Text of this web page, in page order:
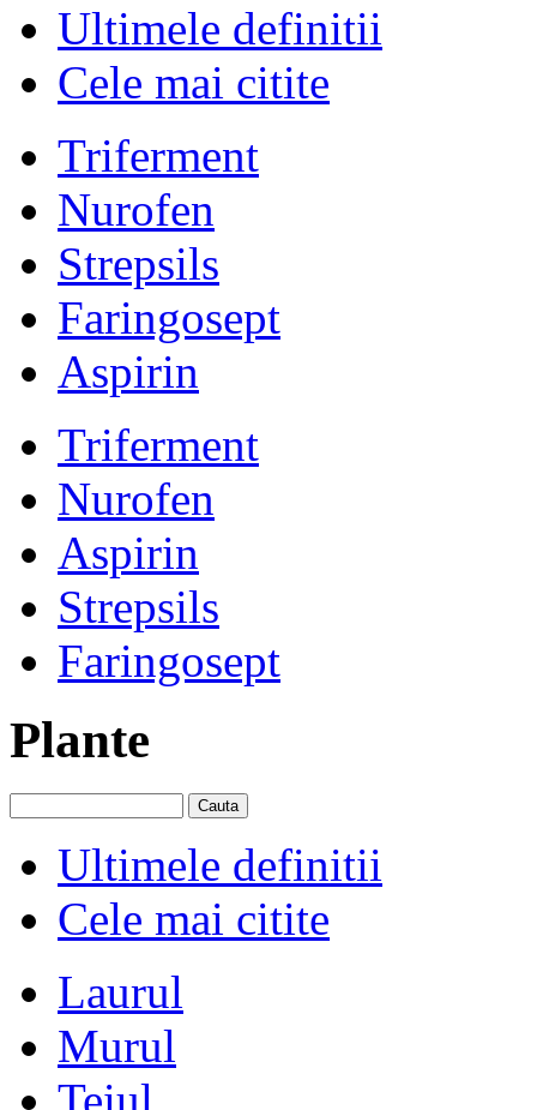
Ultimele definitii
Cele mai citite
Triferment
Nurofen
Strepsils
Faringosept
Aspirin
Triferment
Nurofen
Aspirin
Strepsils
Faringosept
Plante
Ultimele definitii
Cele mai citite
Laurul
Murul